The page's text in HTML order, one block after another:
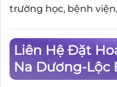
trường học, bệnh
Liên Hệ Đặt
Na Dương-Lộc